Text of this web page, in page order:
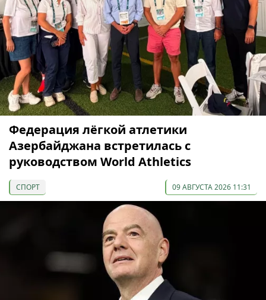
Федерация лёгкой атлетики
Азербайджана встретилась с
руководством World Athletics
СПОРТ 09 АВГУСТА 2026 11:31